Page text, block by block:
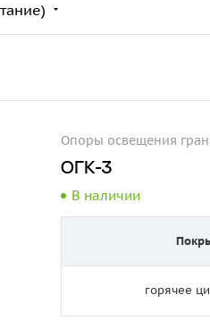
Опоры освещения
ОГК-3
В наличии
горячее